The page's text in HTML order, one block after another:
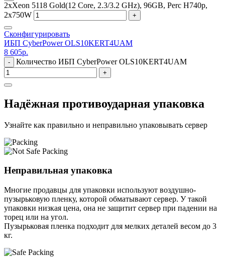
2xXeon 5118 Gold(12 Core, 2.3/3.2 GHz), 96GB, Perc H740p,
2x750W
+
Сконфигурировать
ИБП CyberPower OLS10KERT4UAМ
8 605р.
- Количество ИБП CyberPower OLS10KERT4UAМ
+
Надёжная противоударная упаковка
Узнайте как правильно и неправильно упаковывать сервер
Неправильная упаковка
Многие продавцы для упаковки используют воздушно-
пузырьковую пленку, которой обматывают сервер. У такой
упаковки низкая цена, она не защитит сервер при падении на
торец или на угол.
Пузырьковая пленка подходит для мелких деталей весом до 3
кг.